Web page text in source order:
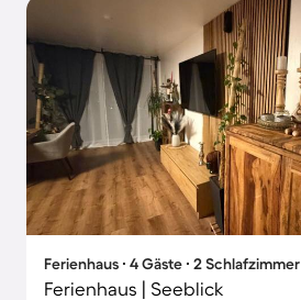
Ferienhaus ∙ 4 Gäste ∙ 2 Schlafzimmer
Ferienhaus | Seeblick